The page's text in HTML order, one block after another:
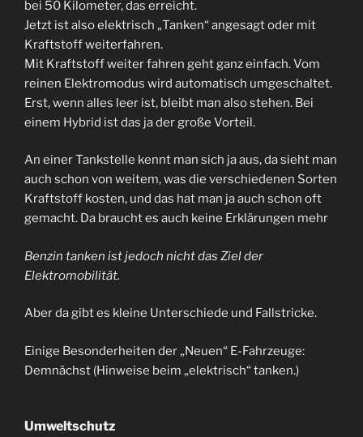
bei 50 Kilometer, das erreicht.
Jetzt ist also elektrisch „Tanken“ angesagt oder mit
Kraftstoff weiterfahren.
Mit Kraftstoff weiter fahren geht ganz einfach. Vom
reinen Elektromodus wird automatisch umgeschaltet.
Erst, wenn alles leer ist, bleibt man also stehen. Bei
einem Hybrid ist das ja der große Vorteil.
An einer Tankstelle kennt man sich ja aus, da sieht man
auch schon von weitem, was die verschiedenen Sorten
Kraftstoff kosten, und das hat man ja auch schon oft
gemacht. Da braucht es auch keine Erklärungen mehr
Benzin tanken ist jedoch nicht das Ziel der
Elektromobilität.
Aber da gibt es kleine Unterschiede und Fallstricke.
Einige Besonderheiten der „Neuen“ E-Fahrzeuge:
Demnächst (Hinweise beim „elektrisch“ tanken.)
Umweltschutz